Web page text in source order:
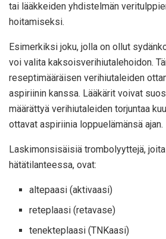
tai lääkkeiden yhdistelmän
hoitamiseksi.
Esimerkiksi joku, jolla on ollut
voi valita kaksoisverihiutalehoidon.
reseptimääräisen verihiutaleiden
aspiriinin kanssa. Lääkärit voivat
määrättyä verihiutaleiden torjuntaa
ottavat aspiriinia loppuelämänsä ajan.
Laskimonsisäisiä trombolyyttejä,
hätätilanteessa, ovat:
altepaasi (aktivaasi)
reteplaasi (retavase)
tenekteplaasi (TNKaasi)